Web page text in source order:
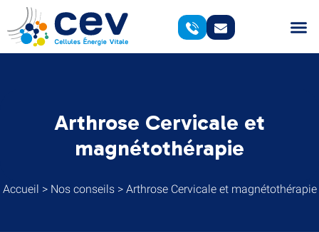
Arthrose Cervicale et
magnétothérapie
Accueil > Nos conseils> Arthrose Cervicale et magnétothérapie